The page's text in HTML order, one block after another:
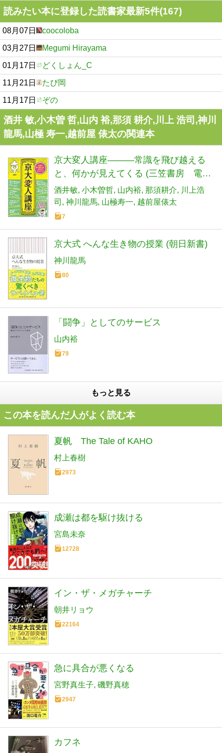
読みたい本に登録した読書家最新5件(167)
08月07日 coocoloba
03月27日 Megumi Hirayama
01月17日 どくしょん_C
11月21日 たぴ岡
11月17日 ぞの
酒井 敏,小木曽 哲,山内 裕,那須 耕介,川上 浩司,神川
龍馬,山極 寿一,越前屋 俵太の関連本
京大変人講座―――常識を飛び越える
と、何かが見えてくる (三笠書房 電子
書籍)
酒井敏 小木曽哲 山内裕 那須耕介
川上浩
司
神川龍馬 山極寿一 越前屋俵太
7
京大式 へんな生き物の授業 (朝日新書)
神川龍馬
80
「闘争」としてのサービス
山内裕
79
もっと見る
この本を読んだ人がよく読む本
夏帆 The Tale of KAHO
村上春樹
2973
成瀬は都を駆け抜ける
宮島未奈
12728
イン・ザ・メガチャーチ
朝井リョウ
22164
急に具合が悪くなる
宮野真生子 磯野真穂
2947
カフネ